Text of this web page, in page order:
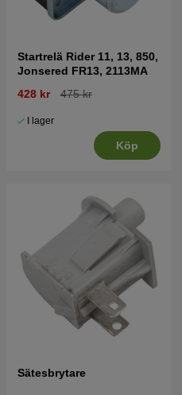
Startrelä Rider 11, 13, 850,
Jonsered FR13, 2113MA
428 kr
475 kr
I lager
Köp
Sätesbrytare